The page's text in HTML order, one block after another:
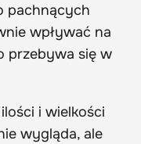
pachnących
wpływać na
przebywa się w
i wielkości
wygląda, ale